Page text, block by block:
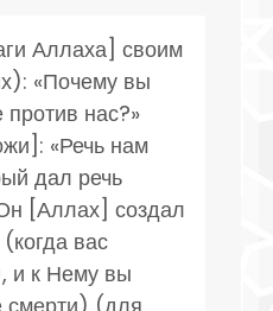
Аллаха] своим
«Почему вы
против нас?»
«Речь нам
дал речь
[Аллах] создал
вас
и к Нему вы